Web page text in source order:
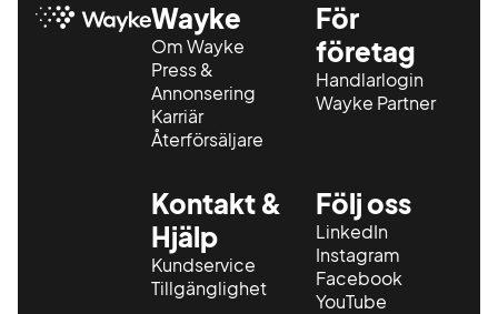
Wayke
Om Wayke
Press &
Annonsering
Karriär
Återförsäljare
För
företag
Handlarlogin
Wayke Partner
Kontakt &
Hjälp
Kundservice
Tillgänglighet
Följ oss
LinkedIn
Instagram
Facebook
YouTube